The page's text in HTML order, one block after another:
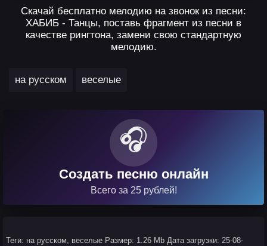
Скачай бесплатно мелодию на звонок из песни:
ХАБИБ - Танцы, поставь фрагмент из песни в
качестве рингтона, замени свою стандартную
мелодию.
на русском
веселые
🎧
Создать песню онлайн
Всего за 25 рублей!
Теги: на русском, веселые Размер: 1.26 Mb Дата загрузки: 25-08-